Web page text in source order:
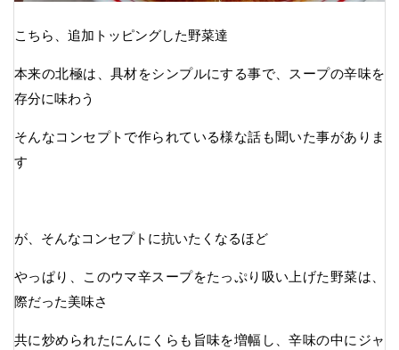
こちら、追加トッピングした野菜達
本来の北極は、具材をシンプルにする事で、スープの辛味を
存分に味わう
そんなコンセプトで作られている様な話も聞いた事がありま
す
が、そんなコンセプトに抗いたくなるほど
やっぱり、このウマ辛スープをたっぷり吸い上げた野菜は、
際だった美味さ
共に炒められたにんにくらも旨味を増幅し、辛味の中にジャ